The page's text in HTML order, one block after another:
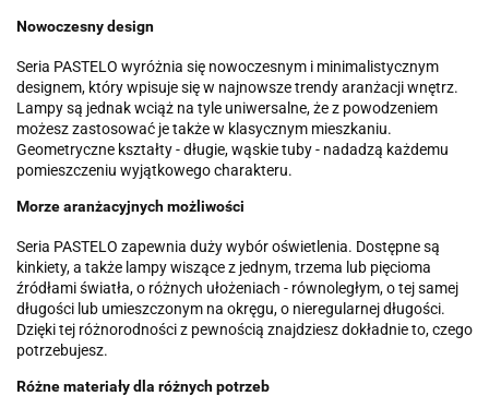
Nowoczesny design
Seria PASTELO wyróżnia się nowoczesnym i minimalistycznym
designem, który wpisuje się w najnowsze trendy aranżacji wnętrz.
Lampy są jednak wciąż na tyle uniwersalne, że z powodzeniem
możesz zastosować je także w klasycznym mieszkaniu.
Geometryczne kształty - długie, wąskie tuby - nadadzą każdemu
pomieszczeniu wyjątkowego charakteru.
Morze aranżacyjnych możliwości
Seria PASTELO zapewnia duży wybór oświetlenia. Dostępne są
kinkiety, a także lampy wiszące z jednym, trzema lub pięcioma
źródłami światła, o różnych ułożeniach - równoległym, o tej samej
długości lub umieszczonym na okręgu, o nieregularnej długości.
Dzięki tej różnorodności z pewnością znajdziesz dokładnie to, czego
potrzebujesz.
Różne materiały dla różnych potrzeb